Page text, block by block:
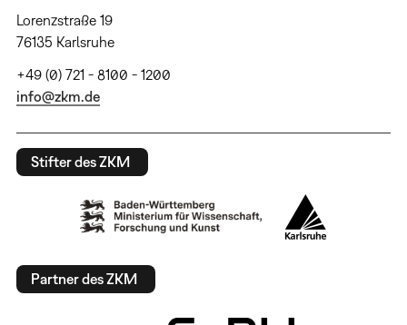
Lorenzstraße 19
76135 Karlsruhe
+49 (0) 721 - 8100 - 1200
info@zkm.de
Stifter des ZKM
Partner des ZKM